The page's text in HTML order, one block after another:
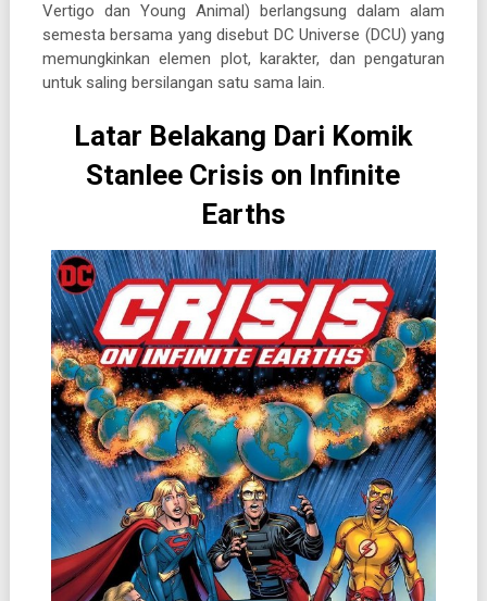
Vertigo dan Young Animal) berlangsung dalam alam
semesta bersama yang disebut DC Universe (DCU) yang
memungkinkan elemen plot, karakter, dan pengaturan
untuk saling bersilangan satu sama lain.
Latar Belakang Dari Komik
Stanlee Crisis on Infinite
Earths